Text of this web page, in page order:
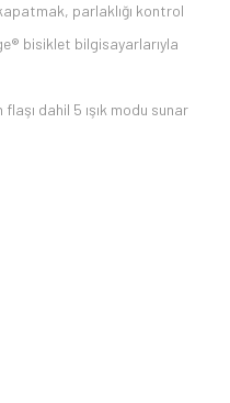
parlaklığı kontrol
bisiklet bilgisayarlarıyla
dahil 5 ışık modu sunar